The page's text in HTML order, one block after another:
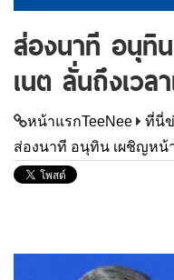
ส่องนาที อนุทิ
เนต ลั่นถึงเวล
หน้าแรกTeeNee ที่นี่
ส่องนาที อนุทิน เผชิญหน้